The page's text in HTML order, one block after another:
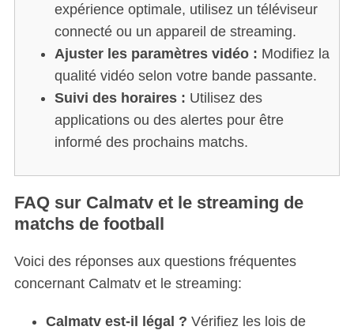
expérience optimale, utilisez un téléviseur
connecté ou un appareil de streaming.
Ajuster les paramètres vidéo : Modifiez la
qualité vidéo selon votre bande passante.
Suivi des horaires : Utilisez des
applications ou des alertes pour être
informé des prochains matchs.
FAQ sur Calmatv et le streaming de
matchs de football
Voici des réponses aux questions fréquentes
concernant Calmatv et le streaming:
Calmatv est-il légal ? Vérifiez les lois de